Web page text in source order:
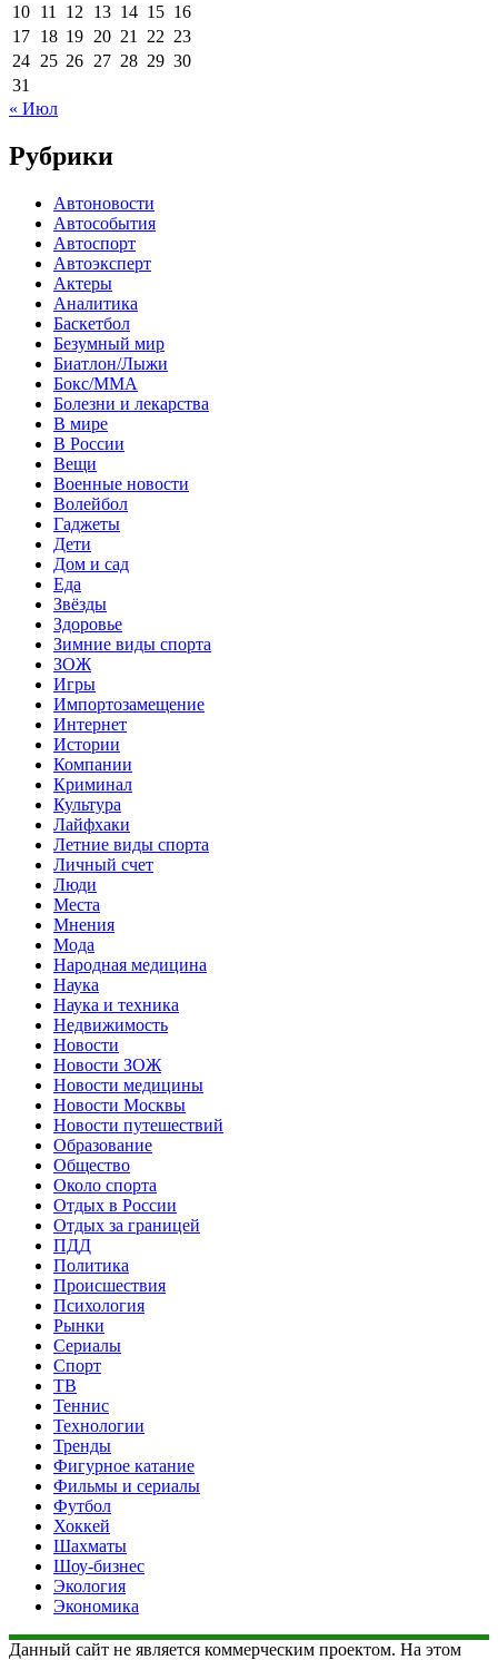
10 11 12 13 14 15 16
17 18 19 20 21 22 23
24 25 26 27 28 29 30
31
« Июл
Рубрики
Автоновости
Автособытия
Автоспорт
Автоэксперт
Актеры
Аналитика
Баскетбол
Безумный мир
Биатлон/Лыжи
Бокс/MMA
Болезни и лекарства
В мире
В России
Вещи
Военные новости
Волейбол
Гаджеты
Дети
Дом и сад
Еда
Звёзды
Здоровье
Зимние виды спорта
ЗОЖ
Игры
Импортозамещение
Интернет
Истории
Компании
Криминал
Культура
Лайфхаки
Летние виды спорта
Личный счет
Люди
Места
Мнения
Мода
Народная медицина
Наука
Наука и техника
Недвижимость
Новости
Новости ЗОЖ
Новости медицины
Новости Москвы
Новости путешествий
Образование
Общество
Около спорта
Отдых в России
Отдых за границей
ПДД
Политика
Происшествия
Психология
Рынки
Сериалы
Спорт
ТВ
Теннис
Технологии
Тренды
Фигурное катание
Фильмы и сериалы
Футбол
Хоккей
Шахматы
Шоу-бизнес
Экология
Экономика
Данный сайт не является коммерческим проектом. На этом